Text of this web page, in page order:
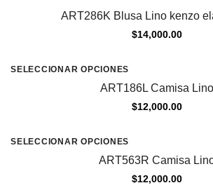
ART286K Blusa Lino kenzo
$14,000.00
SELECCIONAR OPCIONES
ART186L Camisa Lino
$12,000.00
SELECCIONAR OPCIONES
ART563R Camisa
$12,000.00